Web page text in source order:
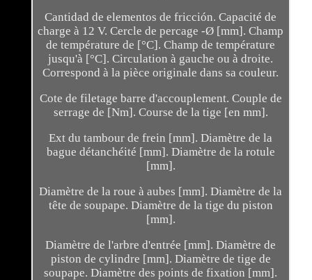
Cantidad de elementos de fricción. Capacité de
charge à 12 V. Cercle de percage -Ø [mm]. Champ
de température de [°C]. Champ de température
jusqu'à [°C]. Circulation à gauche ou à droite.
Correspond à la pièce originale dans sa couleur.
Cote de filetage barre d'accouplement. Couple de
serrage de [Nm]. Course de la tige [en mm].
Ext du tambour de frein [mm]. Diamètre de la
bague détanchéité [mm]. Diamètre de la rotule
[mm].
Diamètre de la roue à aubes [mm]. Diamètre de la
tête de soupape. Diamètre de la tige du piston
[mm].
Diamètre de l'arbre d'entrée [mm]. Diamètre de
piston de cylindre [mm]. Diamètre de tige de
soupape. Diamètre des points de fixation [mm].